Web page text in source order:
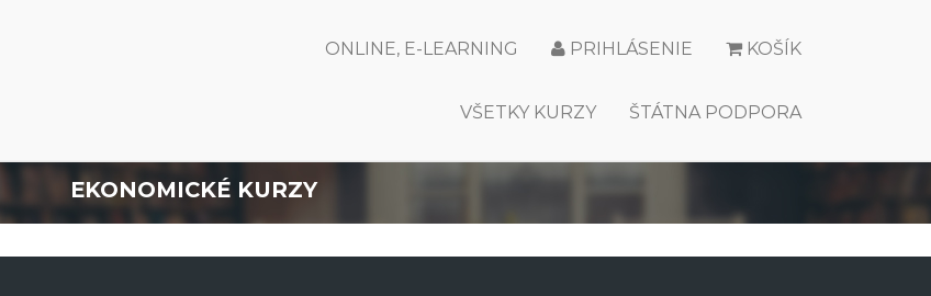
KOŠÍK
PRIHLÁSENIE
ONLINE, E-LEARNING
ŠTÁTNA PODPORA
VŠETKY KURZY
EKONOMICKÉ KURZY